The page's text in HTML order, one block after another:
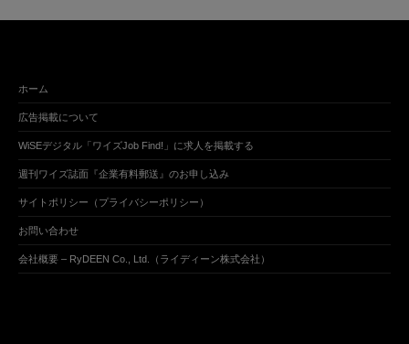
ホーム
広告掲載について
WiSEデジタル「ワイズJob Find!」に求人を掲載する
週刊ワイズ誌面『企業有料郵送』のお申し込み
サイトポリシー（プライバシーポリシー）
お問い合わせ
会社概要 – RyDEEN Co., Ltd.（ライディーン株式会社）